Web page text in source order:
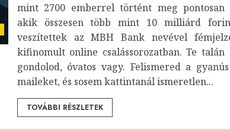
mint 2700 emberrel történt meg pontosan
akik összesen több mint 10 milliárd
veszítettek az MBH Bank nevével
kifinomult online csalássorozatban. Te talán
gondolod, óvatos vagy. Felismered a
maileket, és sosem kattintanál ismeretlen...
TOVÁBBI RÉSZLETEK